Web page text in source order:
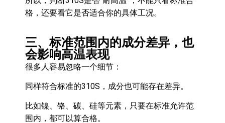
格，还要看它是否适合你的具体工况。
三、标准范围内的成分差异，也
会影响高温表现
很多人容易忽略一个细节：
同样符合标准的310S，成分也可能存在差异。
比如镍、铬、碳、硅等元素，只要在标准允许范
围内，都可以算合格。